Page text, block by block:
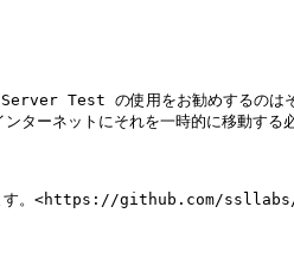
Test の使用をお勧めするのは
ーネットにそれを一時的に移動する
できます。<https://github.com/